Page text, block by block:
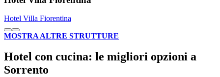
Hotel Villa Fiorentina
MOSTRA ALTRE STRUTTURE
Hotel con cucina: le migliori opzioni a
Sorrento